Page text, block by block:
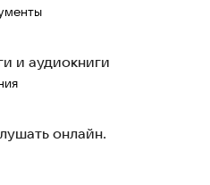
и аудиокниги
онлайн.